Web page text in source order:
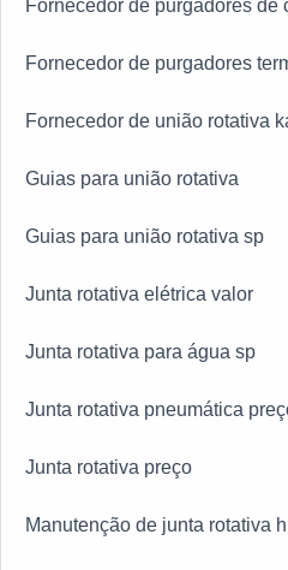
Fornecedor de purgadores de
Fornecedor de purgadores
Fornecedor de união rotativa
Guias para união rotativa
Guias para união rotativa sp
Junta rotativa elétrica valor
Junta rotativa para água sp
Junta rotativa pneumática
Junta rotativa preço
Manutenção de junta rotativa